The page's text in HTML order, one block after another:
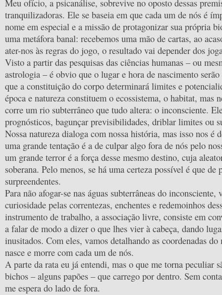
Meu ofício, a psicanálise, sobrevive no oposto dessas
tranquilizadoras. Ele se baseia em que cada um de nós é
nome em especial e a missão de protagonizar sua própria
uma metáfora banal: recebemos uma mão de cartas, ao
ater-nos às regras do jogo, o resultado vai depender dos
Visto a partir das pesquisas das ciências humanas – ou
astrologia – é obvio que o lugar e hora de nascimento
que a constituição do corpo determinará limites e
época e natureza constituem o ecossistema, o habitat, mas
corre um rio subterrâneo que tudo altera: o inconsciente.
prognósticos, bagunçar previsibilidades, driblar limites ou
Nossa natureza dialoga com nossa história, mas isso nos é
uma grande tentação é a de culpar algo fora de nós pelo
um grande terror é a força desse mesmo destino, cuja
soberana. Pelo menos, se há uma certeza possível é que de
surpreendentes.
Para não afogar-se nas águas subterrâneas do inconsciente,
curiosidade pelas correntezas, enchentes e redemoinhos
instrumento de trabalho, a associação livre, consiste em
a falar de modo a dizer o que lhes vier à cabeça, dando
inusitados. Com eles, vamos detalhando as coordenadas
nasce e morre com cada um de nós.
A parte da rata eu já entendi, mas o que me torna peculiar
bichos – alguns papões – que carrego por dentro. Sem
me espera do lado de fora.